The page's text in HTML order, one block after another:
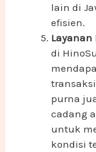
lain di
efisien.
Layanan
di
purna
cadang
untuk
kondisi